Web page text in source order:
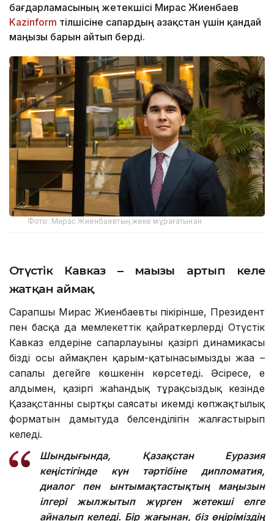
бағдарламасының жетекшісі Мирас Жиенбаев
Kazinform тілшісіне сапардың Қазақстан үшін қандай
маңызы барын айтып берді.
Фото: Мирас Жиенбаевтың жеке мұрағатынан
Оңтүстік Кавказ – маңызы артып келе
жатқан аймақ
Сарапшы Мирас Жиенбаевтың пікірінше, Президент
пен басқа да мемлекеттік қайраткерлердің Оңтүстік
Кавказ елдеріне сапарлауының қазіргі динамикасы
біздің осы аймақпен қарым-қатынасымыздың жаңа –
сапалы деңгейге көшкенін көрсетеді. Әсіресе, ең
алдымен, қазіргі жаһандық тұрақсыздық кезінде
Қазақстанның сыртқы саясаты икемді көпжақтылық
форматын дамытуда белсенділігін жалғастырып
келеді.
Шындығында, Қазақстан Еуразия
кеңістігінде күн тәртібіне дипломатия,
диалог пен ынтымақтастықтың маңызын
ілгері жылжытып жүрген жетекші елге
айналып келеді. Бір жағынан, біз өңіріміздің